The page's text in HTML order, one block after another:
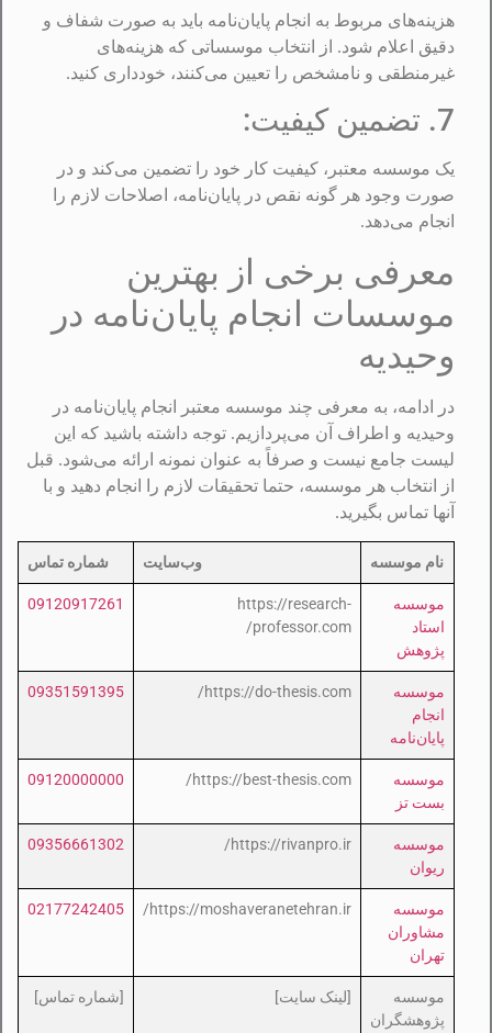
هزینه‌های مربوط به انجام پایان‌نامه باید به صورت شفاف و
دقیق اعلام شود. از انتخاب موسساتی که هزینه‌های
غیرمنطقی و نامشخص را تعیین می‌کنند، خودداری کنید.
7. تضمین کیفیت:
یک موسسه معتبر، کیفیت کار خود را تضمین می‌کند و در
صورت وجود هر گونه نقص در پایان‌نامه، اصلاحات لازم را
انجام می‌دهد.
معرفی برخی از بهترین
موسسات انجام پایان‌نامه در
وحیدیه
در ادامه، به معرفی چند موسسه معتبر انجام پایان‌نامه در
وحیدیه و اطراف آن می‌پردازیم. توجه داشته باشید که این
لیست جامع نیست و صرفاً به عنوان نمونه ارائه می‌شود. قبل
از انتخاب هر موسسه، حتما تحقیقات لازم را انجام دهید و با
آنها تماس بگیرید.
نام موسسه وب‌سایت شماره تماس
موسسه
استاد
پژوهش
https://research-
professor.com/
09120917261
موسسه
انجام
پایان‌نامه
https://do-thesis.com/
09351591395
موسسه
بست تز
https://best-thesis.com/
09120000000
موسسه
ریوان
https://rivanpro.ir/
09356661302
موسسه
مشاوران
تهران
https://moshaveranetehran.ir/
02177242405
موسسه
پژوهشگران
[لینک سایت] [شماره تماس]